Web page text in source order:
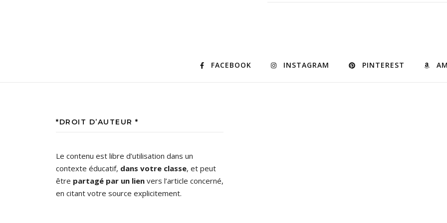
FACEBOOK INSTAGRAM PINTEREST
*DROIT D’AUTEUR *
Le contenu est libre d’utilisation dans un
contexte éducatif, dans votre classe, et peut
être partagé par un lien vers l’article concerné,
en citant votre source explicitement.